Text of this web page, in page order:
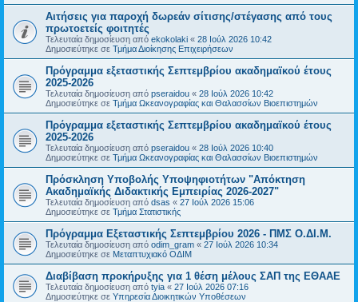
Αιτήσεις για παροχή δωρεάν σίτισης/στέγασης από τους
πρωτοετείς φοιτητές
Τελευταία δημοσίευση από ekokolaki « 28 Ιούλ 2026 10:42
Δημοσιεύτηκε σε Τμήμα Διοίκησης Επιχειρήσεων
Πρόγραμμα εξεταστικής Σεπτεμβρίου ακαδημαϊκού έτους
2025-2026
Τελευταία δημοσίευση από pseraidou « 28 Ιούλ 2026 10:42
Δημοσιεύτηκε σε Τμήμα Ωκεανογραφίας και Θαλασσίων Βιοεπιστημών
Πρόγραμμα εξεταστικής Σεπτεμβρίου ακαδημαϊκού έτους
2025-2026
Τελευταία δημοσίευση από pseraidou « 28 Ιούλ 2026 10:40
Δημοσιεύτηκε σε Τμήμα Ωκεανογραφίας και Θαλασσίων Βιοεπιστημών
Πρόσκληση Υποβολής Υποψηφιοτήτων "Απόκτηση
Ακαδημαϊκής Διδακτικής Εμπειρίας 2026-2027"
Τελευταία δημοσίευση από dsas « 27 Ιούλ 2026 15:06
Δημοσιεύτηκε σε Τμήμα Στατιστικής
Πρόγραμμα Εξεταστικής Σεπτεμβρίου 2026 - ΠΜΣ Ο.ΔΙ.Μ.
Τελευταία δημοσίευση από odim_gram « 27 Ιούλ 2026 10:34
Δημοσιεύτηκε σε Μεταπτυχιακό ΟΔΙΜ
Διαβίβαση προκήρυξης για 1 θέση μέλους ΣΑΠ της ΕΘΑΑΕ
Τελευταία δημοσίευση από tyia « 27 Ιούλ 2026 07:16
Δημοσιεύτηκε σε Υπηρεσία Διοικητικών Υποθέσεων